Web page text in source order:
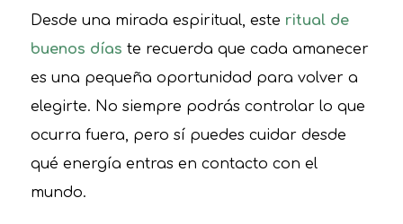
Desde una mirada espiritual, este ritual de
buenos días te recuerda que cada amanecer
es una pequeña oportunidad para volver a
elegirte. No siempre podrás controlar lo que
ocurra fuera, pero sí puedes cuidar desde
qué energía entras en contacto con el
mundo.